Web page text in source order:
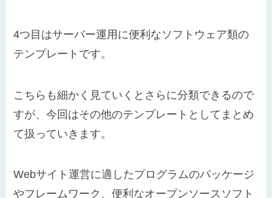
4つ目はサーバー運用に便利なソフトウェア類の
テンプレートです。
こちらも細かく見ていくとさらに分類できるので
すが、今回はその他のテンプレートとしてまとめ
て扱っていきます。
Webサイト運営に適したプログラムのパッケージ
やフレームワーク、便利なオープンソースソフト